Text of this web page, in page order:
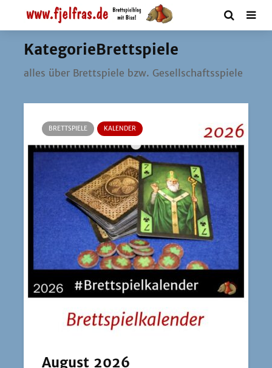
KategorieBrettspiele
alles über Brett­spie­le bzw. Gesellschaftsspiele
BRETTSPIELE KALENDER
August 2026